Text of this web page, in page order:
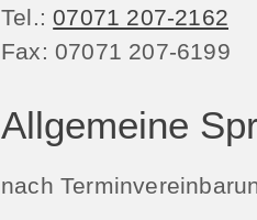
Tel.: 07071 207-2162
Fax: 07071 207-6199
Allgemeine
nach